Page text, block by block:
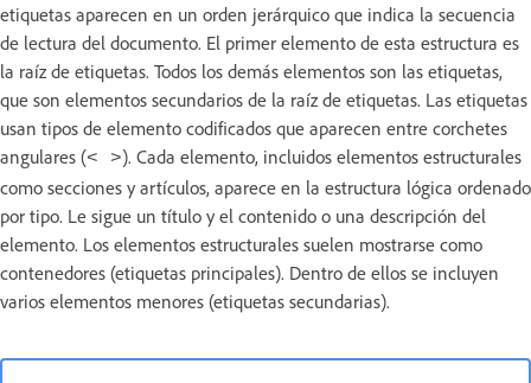
etiquetas aparecen en un orden jerárquico que indica la secuencia
de lectura del documento. El primer elemento de esta estructura es
la raíz de etiquetas. Todos los demás elementos son las etiquetas,
que son elementos secundarios de la raíz de etiquetas. Las etiquetas
usan tipos de elemento codificados que aparecen entre corchetes
angulares (< >). Cada elemento, incluidos elementos estructurales
como secciones y artículos, aparece en la estructura lógica ordenado
por tipo. Le sigue un título y el contenido o una descripción del
elemento. Los elementos estructurales suelen mostrarse como
contenedores (etiquetas principales). Dentro de ellos se incluyen
varios elementos menores (etiquetas secundarias).